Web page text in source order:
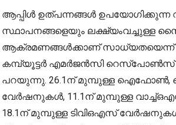
ആപ്പിള്‍ ഉത്പന്നങ്ങള്‍
സ്ഥാപനങ്ങളെയും ലക്ഷ്യംവച്ചുള്ള
ആക്രമണങ്ങള്‍ക്കാണ് സാധ്യതയെന്ന്
കമ്പ്യൂട്ടര്‍ എമര്‍ജന്‍സി റെസ്‌പോണ്‍സ്
പറയുന്നു. 26.1ന് മുമ്പുള്ള
വേര്‍ഷനുകള്‍, 11.1ന് മുമ്പുള്ള
18.1ന് മുമ്പുള്ള ടിവിഒഎസ്